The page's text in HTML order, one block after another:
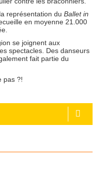
représentation du Ballet in
en moyenne 21.000
se joignent aux
spectacles. Des danseurs
fait partie du
pas ?!